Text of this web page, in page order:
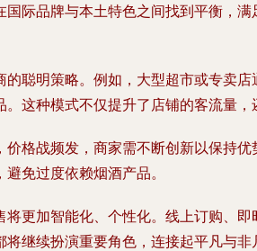
际品牌与本土特色之间找到平衡，
聪明策略。例如，大型超市或专卖
这种模式不仅提升了店铺的客流量，
格战频发，商家需不断创新以保持
免过度依赖烟酒产品。
更加智能化、个性化。线上订购、
继续扮演重要角色，连接起平凡与非